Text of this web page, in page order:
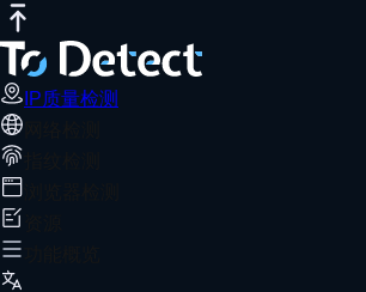
IP质量检测
教你如何快速查看浏览器插
使用ToDetect浏览器插件检测工具，可快
首页
推荐阅读
IP质量检测